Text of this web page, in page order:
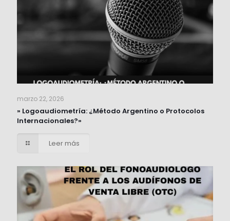
marzo 22, 2026
» Logoaudiometría: ¿Método Argentino o Protocolos
Internacionales?»
Leer más